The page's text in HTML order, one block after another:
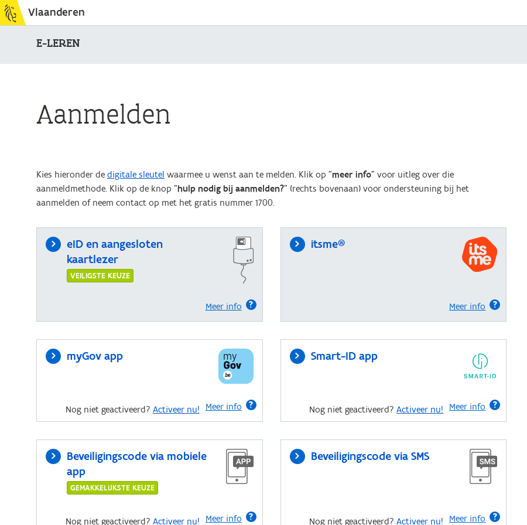
Vlaanderen
E-LEREN
Aanmelden
Kies hieronder de digitale sleutel waarmee u wenst aan te melden. Klik op "meer info" voor uitleg over die
aanmeldmethode. Klik op de knop "hulp nodig bij aanmelden?" (rechts bovenaan) voor ondersteuning bij het
aanmelden of neem contact op met het gratis nummer 1700.
eID en aangesloten
kaartlezer
VEILIGSTE KEUZE
Meer info
itsme®
Meer info
myGov app
Meer info
Nog niet geactiveerd? Activeer nu!
Smart-ID app
Meer info
Nog niet geactiveerd?Activeer nu!
Beveiligingscode via mobiele
app
GEMAKKELIJKSTE KEUZE
Meer info
Nog niet geactiveerd? Activeer nu!
Beveiligingscode via SMS
Meer info
Nog niet geactiveerd?Activeer nu!